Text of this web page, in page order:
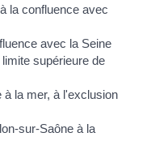
la confluence avec
avec la Seine
supérieure de
à la mer, à l'exclusion
sur-Saône à la